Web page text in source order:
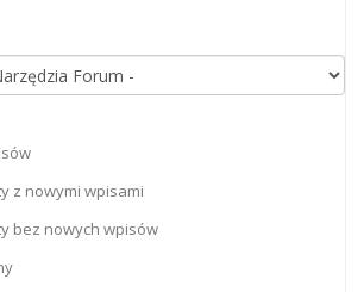
z nowymi wpisami
bez nowych wpisów